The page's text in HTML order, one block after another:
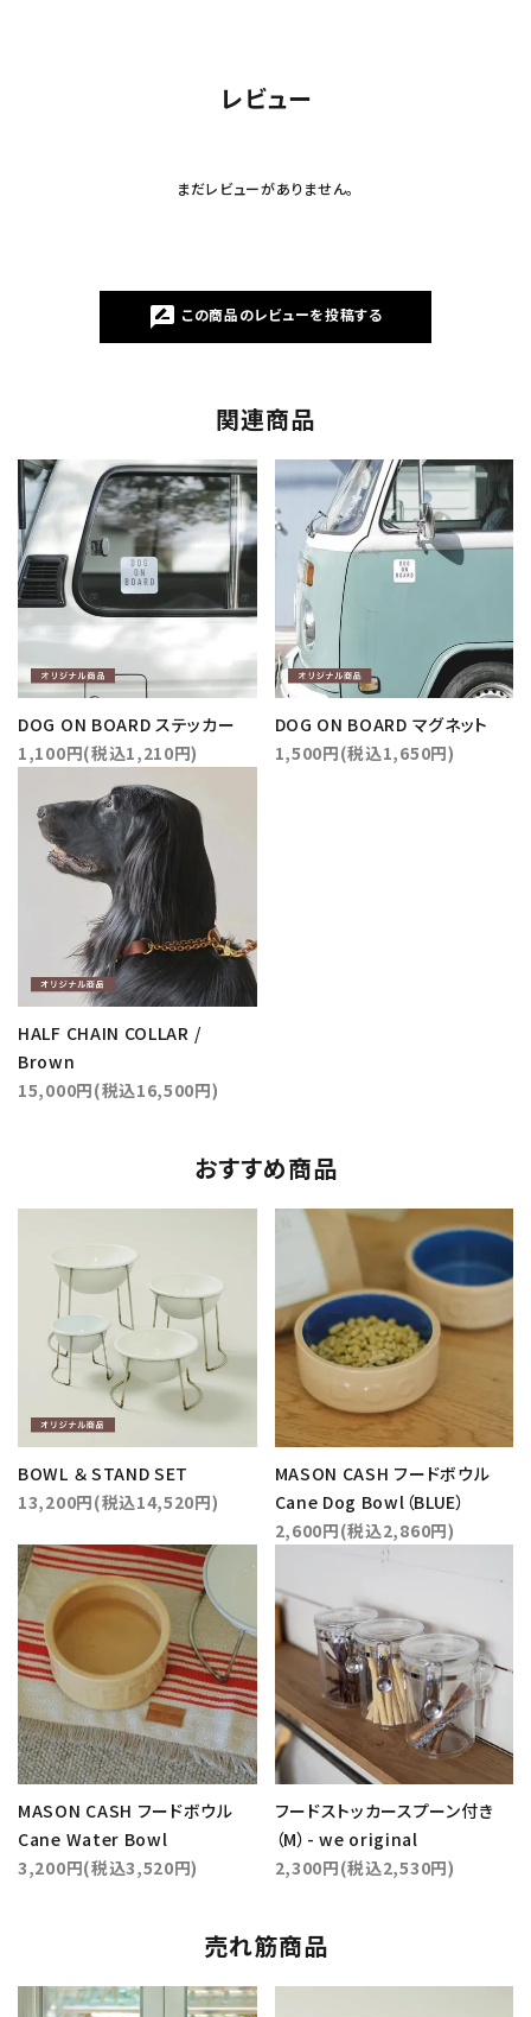
レビュー
まだレビューがありません。
rate_review この商品のレビューを投稿する
関連商品
DOG ON BOARD ステッカー
1,100円(税込1,210円)
DOG ON BOARD マグネット
1,500円(税込1,650円)
HALF CHAIN COLLAR /
Brown
15,000円(税込16,500円)
おすすめ商品
BOWL ＆ STAND SET
13,200円(税込14,520円)
MASON CASH フードボウル
Cane Dog Bowl（BLUE）
2,600円(税込2,860円)
MASON CASH フードボウル
Cane Water Bowl
3,200円(税込3,520円)
フードストッカースプーン付き
（M）- we original
2,300円(税込2,530円)
売れ筋商品